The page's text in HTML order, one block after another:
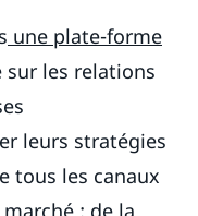
une plate-forme
sur les relations
leurs stratégies
tous les canaux
: de la